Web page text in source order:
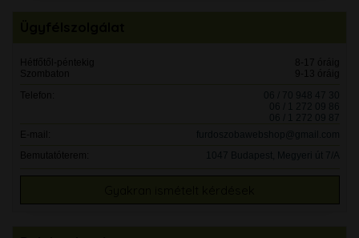
Hétfőtől-péntekig
8-17 óráig
Szombaton
9-13 óráig
Telefon:
06 / 70 948 47 30
06 / 1 272 09 86
06 / 1 272 09 87
E-mail:
furdoszobawebshop@gmail.com
Bemutatóterem:
1047 Budapest, Megyeri út 7/A